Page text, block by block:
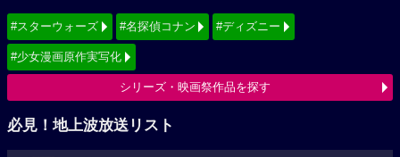
#スターウォーズ #名探偵コナン #ディズニー
#少女漫画原作実写化
シリーズ・映画祭作品を探す
必見！地上波放送リスト